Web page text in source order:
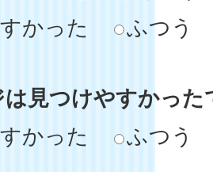
かった
ふつう
は見つけやすかった
かった
ふつう